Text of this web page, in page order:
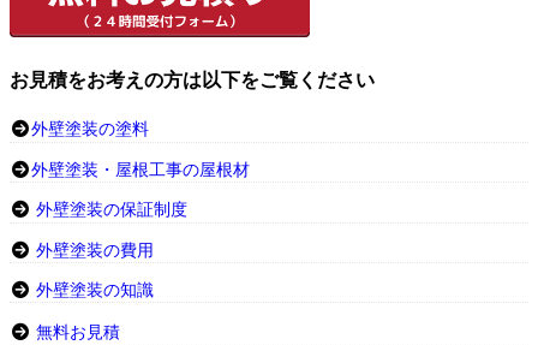
お見積をお考えの方は以下をご覧ください
外壁塗装の塗料
外壁塗装・屋根工事の屋根材
外壁塗装の保証制度
外壁塗装の費用
外壁塗装の知識
無料お見積